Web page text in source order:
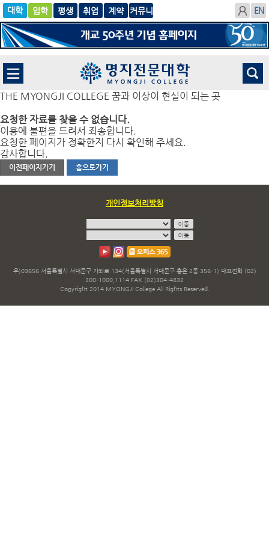
입학
글로
벌
평생 취업
계
약
THE MYONGJI COLLEGE 꿈과 이상이 현실이 되는 곳
요청한 자료를 찾을 수 없습니다.
이용에 불편을 드려서 죄송합니다.
요청한 페이지가 정확한지 다시 확인해 주세요.
감사합니다.
이전페이지가기 홈으로가기
개인정보처리방침
우)03656 서울특별시 서대문구 가좌로 134(서울특별시 서대문구 홍은 2동 356-1) 대표전화 (02)
300-1000,1114 FAX (02)304-4832
Copyright 2014 MYONGJI College All Rights Reserved.